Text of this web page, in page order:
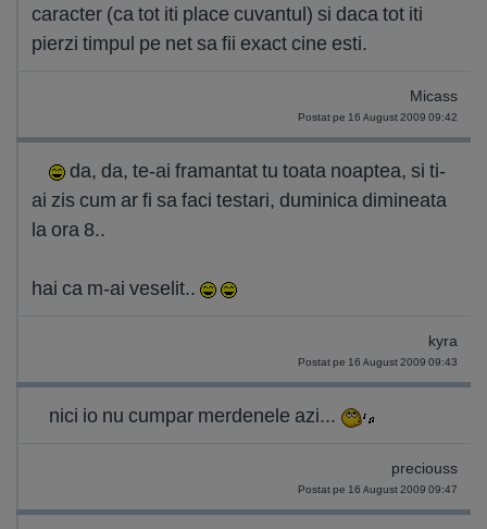
caracter (ca tot iti place cuvantul) si daca tot iti
pierzi timpul pe net sa fii exact cine esti.
Micass
Postat pe 16 August 2009 09:42
da, da, te-ai framantat tu toata noaptea, si ti-
ai zis cum ar fi sa faci testari, duminica dimineata
la ora 8..
hai ca m-ai veselit..
kyra
Postat pe 16 August 2009 09:43
nici io nu cumpar merdenele azi...
preciouss
Postat pe 16 August 2009 09:47